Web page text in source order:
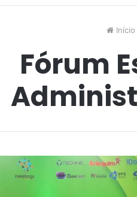
Início
Fórum